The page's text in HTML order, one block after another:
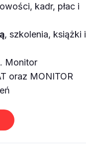
kadr, płac i
, szkolenia, książki i
Monitor
oraz MONITOR